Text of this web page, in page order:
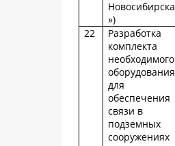
Новосибирска
»)
22
Разработка
комплекта
необходимого
оборудования
для
обеспечения
связи в
подземных
сооружениях